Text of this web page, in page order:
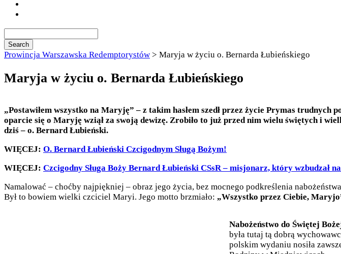
Prowincja Warszawska Redemptorystów > Maryja w życiu o. Bernarda Łubieńskiego
Maryja w życiu o. Bernarda Łubieńskiego
„Postawiłem wszystko na Maryję” – z takim hasłem szedł przez życie Prymas trudnych
oparcie się o Maryję wziął za swoją dewizę. Zrobiło to już przed nim wielu świętych i
dziś – o. Bernard Łubieński.
WIĘCEJ: O. Bernard Łubieński Czcigodnym Sługą Bożym!
WIĘCEJ: Czcigodny Sługa Boży Bernard Łubieński CSsR – misjonarz, który wzbudzał
Namalować – choćby najpiękniej – obraz jego życia, bez mocnego podkreślenia
Był to bowiem wielki czciciel Maryi. Jego motto brzmiało: „Wszystko przez Ciebie,
Nabożeństwo do Świętej
była tutaj tą dobrą
polskim wydaniu nosiła